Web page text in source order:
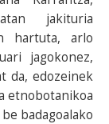
jakituria
hartuta, arlo
jagokonez,
da, edozeinek
etnobotanikoa
badagoalako